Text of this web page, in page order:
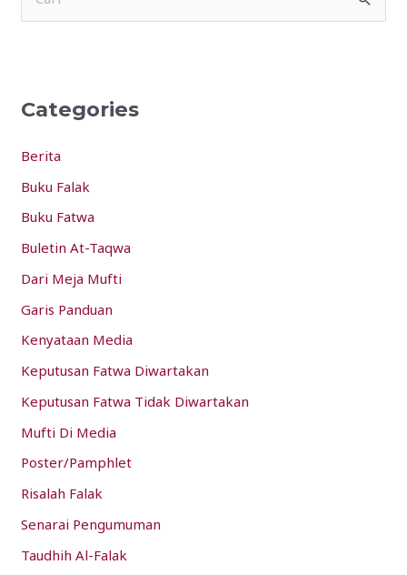
c
f
o
r
:
Categories
Berita
Buku Falak
Buku Fatwa
Buletin At-Taqwa
Dari Meja Mufti
Garis Panduan
Kenyataan Media
Keputusan Fatwa Diwartakan
Keputusan Fatwa Tidak Diwartakan
Mufti Di Media
Poster/Pamphlet
Risalah Falak
Senarai Pengumuman
Taudhih Al-Falak